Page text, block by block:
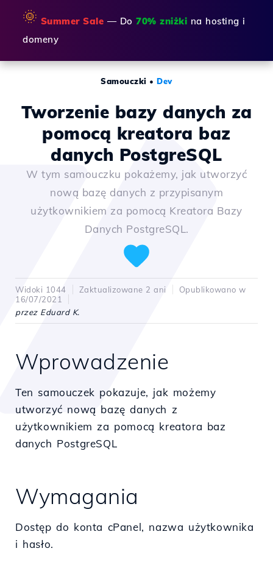
🌞 Summer Sale — Do 70% zniżki na hosting i
domeny
Samouczki •Dev
Tworzenie bazy danych za
pomocą kreatora baz
danych PostgreSQL
W tym samouczku pokażemy, jak utworzyć
nową bazę danych z przypisanym
użytkownikiem za pomocą Kreatora Bazy
Danych PostgreSQL.
Widoki 1044 Zaktualizowane 2 ani
Opublikowano w
16/07/2021
przez Eduard K.
Wprowadzenie
Ten samouczek pokazuje, jak możemy
utworzyć nową bazę danych z
użytkownikiem za pomocą kreatora baz
danych PostgreSQL
Wymagania
Dostęp do konta cPanel, nazwa użytkownika
i hasło.